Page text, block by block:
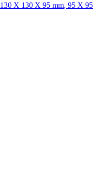
130 X 130 X 95 mm, 95 X 95